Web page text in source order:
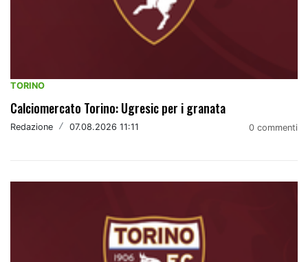
TORINO
Calciomercato Torino: Ugresic per i granata
Redazione / 07.08.2026 11:11 0 commenti